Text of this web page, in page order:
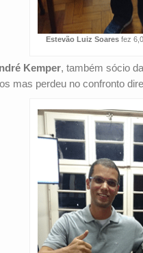
Estevão Luiz Soares fez
Kemper, também sócio
mas perdeu no confronto